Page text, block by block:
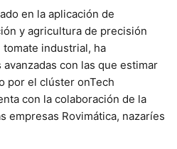
en la aplicación de
y agricultura de precisión
tomate industrial, ha
con las que estimar
por el clúster onTech
con la colaboración de la
empresas Rovimática, nazaríes